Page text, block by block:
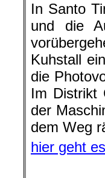
In Santo
und die
Kuhstall
die
Im Distrikt
der
dem Weg
hier geht